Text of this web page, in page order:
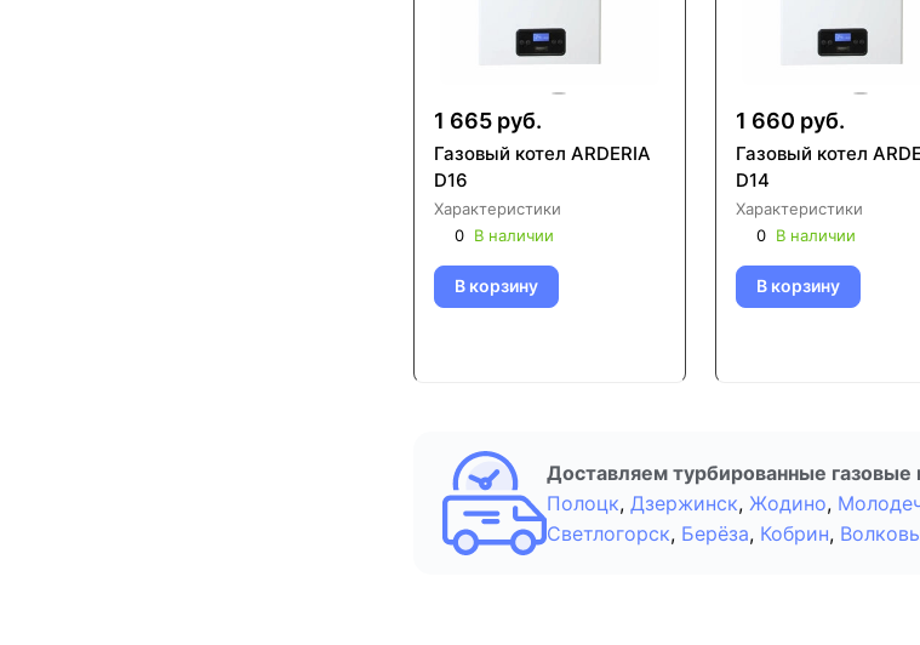
1 665 руб.
Газовый котел ARDERIA
D16
Характеристики
0 В наличии
В корзину
1 660 руб.
Газовый котел
D14
Характеристики
0 В наличии
В корзину
Доставляем турбированные газовые
Полоцк, Дзержинск, Жодино,
Светлогорск, Берёза, Кобрин,